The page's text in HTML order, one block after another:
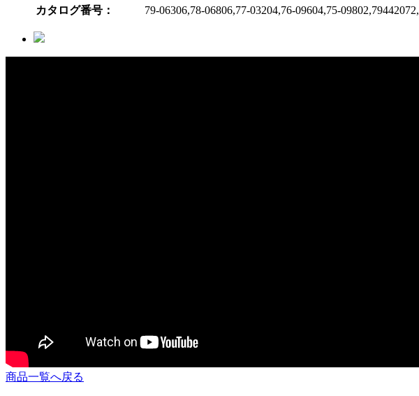
カタログ番号：
79-06306,78-06806,77-03204,76-09604,75-09802,79442072,
商品一覧へ戻る